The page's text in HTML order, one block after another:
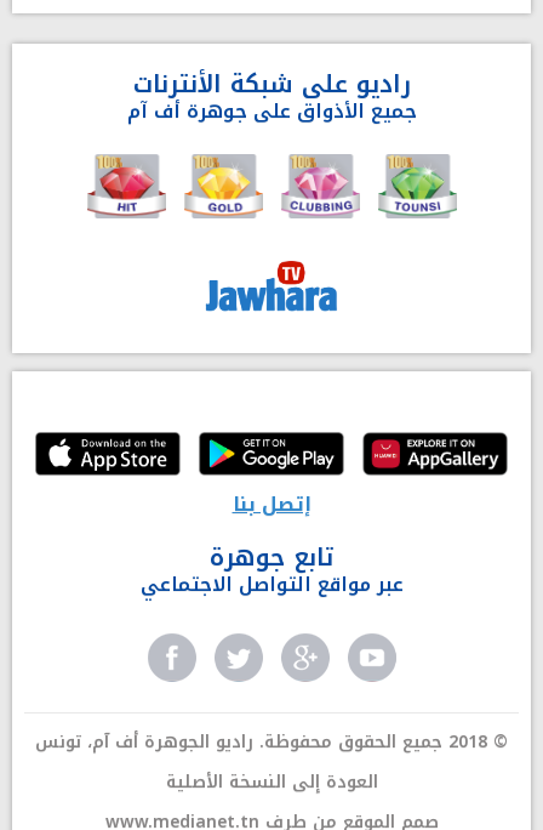
راديو على شبكة الأنترنات
جميع الأذواق على جوهرة أف آم
إتصل بنا
تابع جوهرة
عبر مواقع التواصل الاجتماعي
© 2018 جميع الحقوق محفوظة. راديو الجوهرة أف آم، تونس
العودة إلى النسخة الأصلية
www.medianet.tn صمم الموقع من طرف